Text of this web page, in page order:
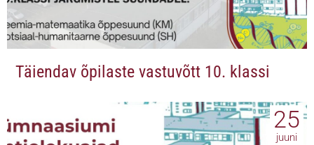
Täiendav õpilaste vastuvõtt 10. klassi
25
juuni